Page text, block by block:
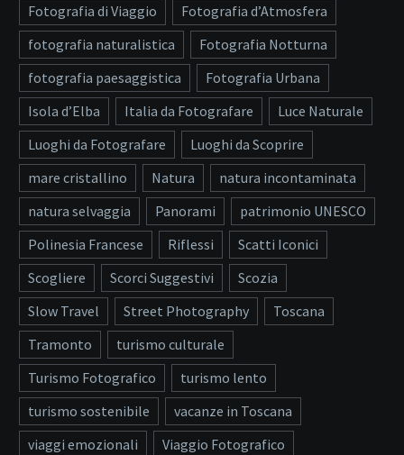
Fotografia di Viaggio
Fotografia d’Atmosfera
fotografia naturalistica
Fotografia Notturna
fotografia paesaggistica
Fotografia Urbana
Isola d’Elba
Italia da Fotografare
Luce Naturale
Luoghi da Fotografare
Luoghi da Scoprire
mare cristallino
Natura
natura incontaminata
natura selvaggia
Panorami
patrimonio UNESCO
Polinesia Francese
Riflessi
Scatti Iconici
Scogliere
Scorci Suggestivi
Scozia
Slow Travel
Street Photography
Toscana
Tramonto
turismo culturale
Turismo Fotografico
turismo lento
turismo sostenibile
vacanze in Toscana
viaggi emozionali
Viaggio Fotografico